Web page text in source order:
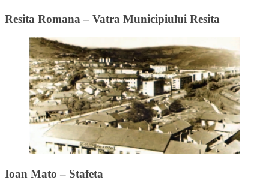
Resita Romana – Vatra Municipiului Resita
Ioan Mato – Stafeta